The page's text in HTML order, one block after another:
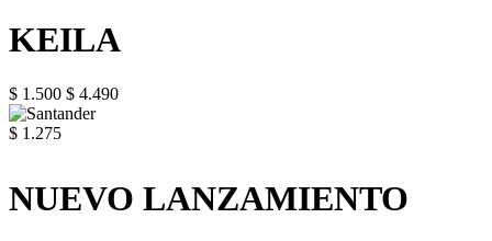
KEILA
$ 1.500 $ 4.490
$ 1.275
NUEVO LANZAMIENTO